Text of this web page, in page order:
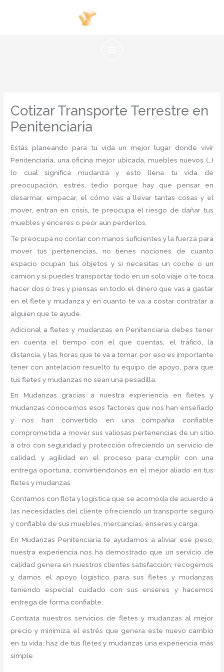
Cotizar Transporte Terrestre en
Penitenciaria
Estás planeando para tu vida un mejor lugar donde vivir
Penitenciaria, una oficina mejor ubicada, muebles nuevos (…)
lo cual significa mudanza y esto llena tu vida de
preocupación, estrés, tedio porque hay que pensar en
desarmar, empacar, el cómo vas a llevar tantas cosas y el
mover, entran en crisis, te preocupa el riesgo de dañar tus
muebles y enceres o peor aún perderlos.
Te preocupa no contar con manos suficientes y la fuerza para
mover tus pertenencias, no tienes nociones de cuanto
espacio ocupan tus objetos y si necesitas un coche o un
camión y si puedes transportar todo en un solo viaje o te toca
hacer dos o tres y piensas en todo el dinero que vas a gastar
en el flete y mudanza y en cuanto te va a costar contratar a
alguien que te ayude.
Adicional a fletes y mudanzas en Penitenciaria debes tener
en cuenta el tiempo con el que cuentas, el tráfico, la
distancia, y las horas que te va a tomar, por eso es importante
tener con antelación resuelto tu equipo de apoyo, para que
tus fletes y mudanzas no sean una pesadilla.
En Mudanzas gracias a nuestra experiencia en fletes y
mudanzas conocemos esos factores que nos han enseñado
y nos han convertido en una compañía confiable
comprometida a mover sus valiosas pertenencias de un sitio
a otro con seguridad y protección ofreciendo un servicio de
calidad, y agilidad en el proceso para cumplir con una
entrega oportuna, convirtiéndonos en el mejor aliado en tus
fletes y mudanzas.
Contamos con flota y logística que se acomoda de acuerdo a
las necesidades del cliente ofreciendo un transporte seguro
y confiable de sus muebles, mercancías, enseres y carga.
En Mudanzas Penitenciaria te ayudamos a aliviar ese peso,
nuestra experiencia nos ha demostrado que un servicio de
calidad genera en nuestros clientes satisfacción; recogemos
y damos el apoyo logístico para sus fletes y mudanzas
teniendo especial cuidado con sus enseres y hacemos
entrega de forma confiable.
Contrata nuestros servicios de fletes y mudanzas al mejor
precio y minimiza el estrés que genera este nuevo cambio
en tu vida, haz de tus fletes y mudanzas una experiencia más
simple.